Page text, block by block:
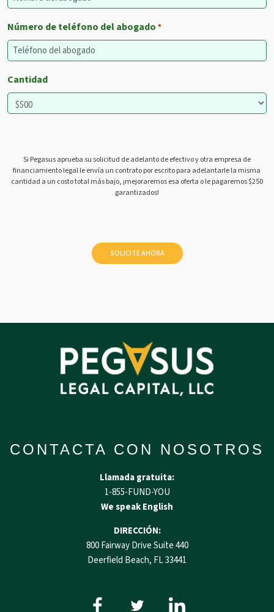
Número de teléfono del abogado *
Cantidad
Si Pegasus aprueba su solicitud de adelanto de efectivo y otra empresa de
financiamiento legal le envía un contrato por escrito para adelantarle la misma
cantidad a un costo total más bajo, ¡mejoraremos esa oferta o le pagaremos $250
garantizados!
CONTACTA CON NOSOTROS
Llamada gratuita:
1-855-FUND-YOU
We speak English
DIRECCIÓN:
800 Fairway Drive Suite 440
Deerfield Beach, FL 33441